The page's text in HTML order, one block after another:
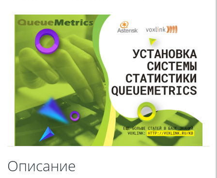
Описание